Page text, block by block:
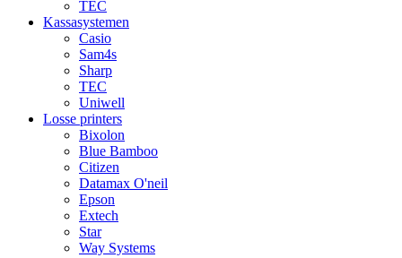
TEC
Kassasystemen
Casio
Sam4s
Sharp
TEC
Uniwell
Losse printers
Bixolon
Blue Bamboo
Citizen
Datamax O'neil
Epson
Extech
Star
Way Systems